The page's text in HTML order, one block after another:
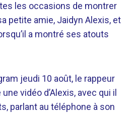
les occasions de montrer
petite amie, Jaidyn Alexis, et
a montré ses atouts
jeudi 10 août, le rappeur
vidéo d’Alexis, avec qui il
parlant au téléphone à son